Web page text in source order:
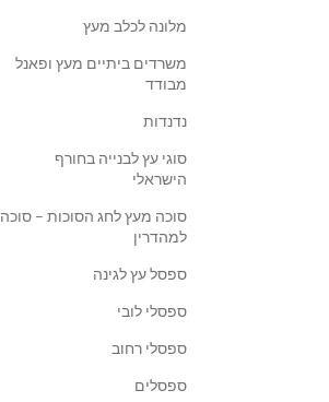
מלונה לכלב מעץ
משרדים ביתיים מעץ ופאנל
מבודד
נדנדות
סוגי עץ לבנייה בחורף
הישראלי
סוכה מעץ לחג הסוכות – סוכה
למהדרין
ספסל עץ לגינה
ספסלי לובי
ספסלי רחוב
ספסלים